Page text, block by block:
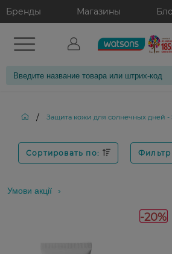
Бренды Магазины
/ Защита кожи для солнечных дней -
Сортировать по: Фильтр
Умови акції
-20%